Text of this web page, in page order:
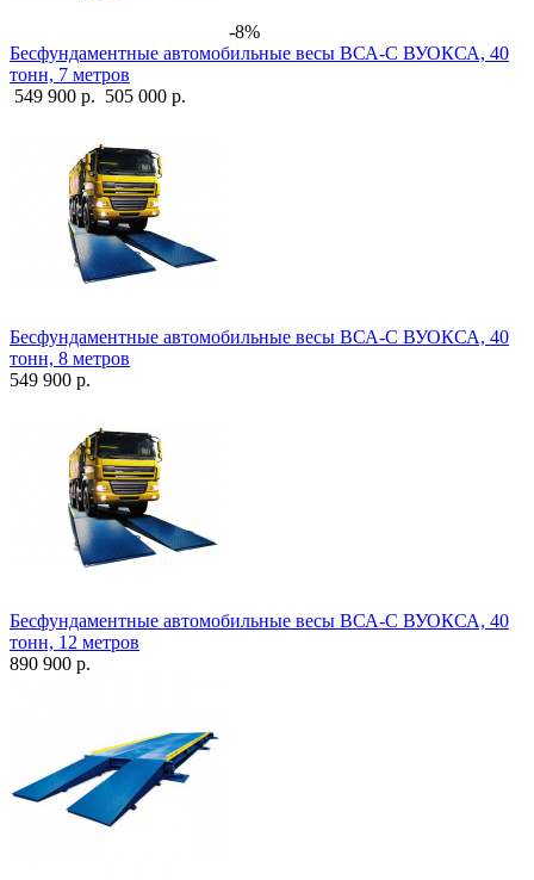
-8%
Бесфундаментные автомобильные весы ВСА-С ВУОКСА, 40
тонн, 7 метров
549 900 р. 505 000 р.
Бесфундаментные автомобильные весы ВСА-С ВУОКСА, 40
тонн, 8 метров
549 900 р.
Бесфундаментные автомобильные весы ВСА-С ВУОКСА, 40
тонн, 12 метров
890 900 р.